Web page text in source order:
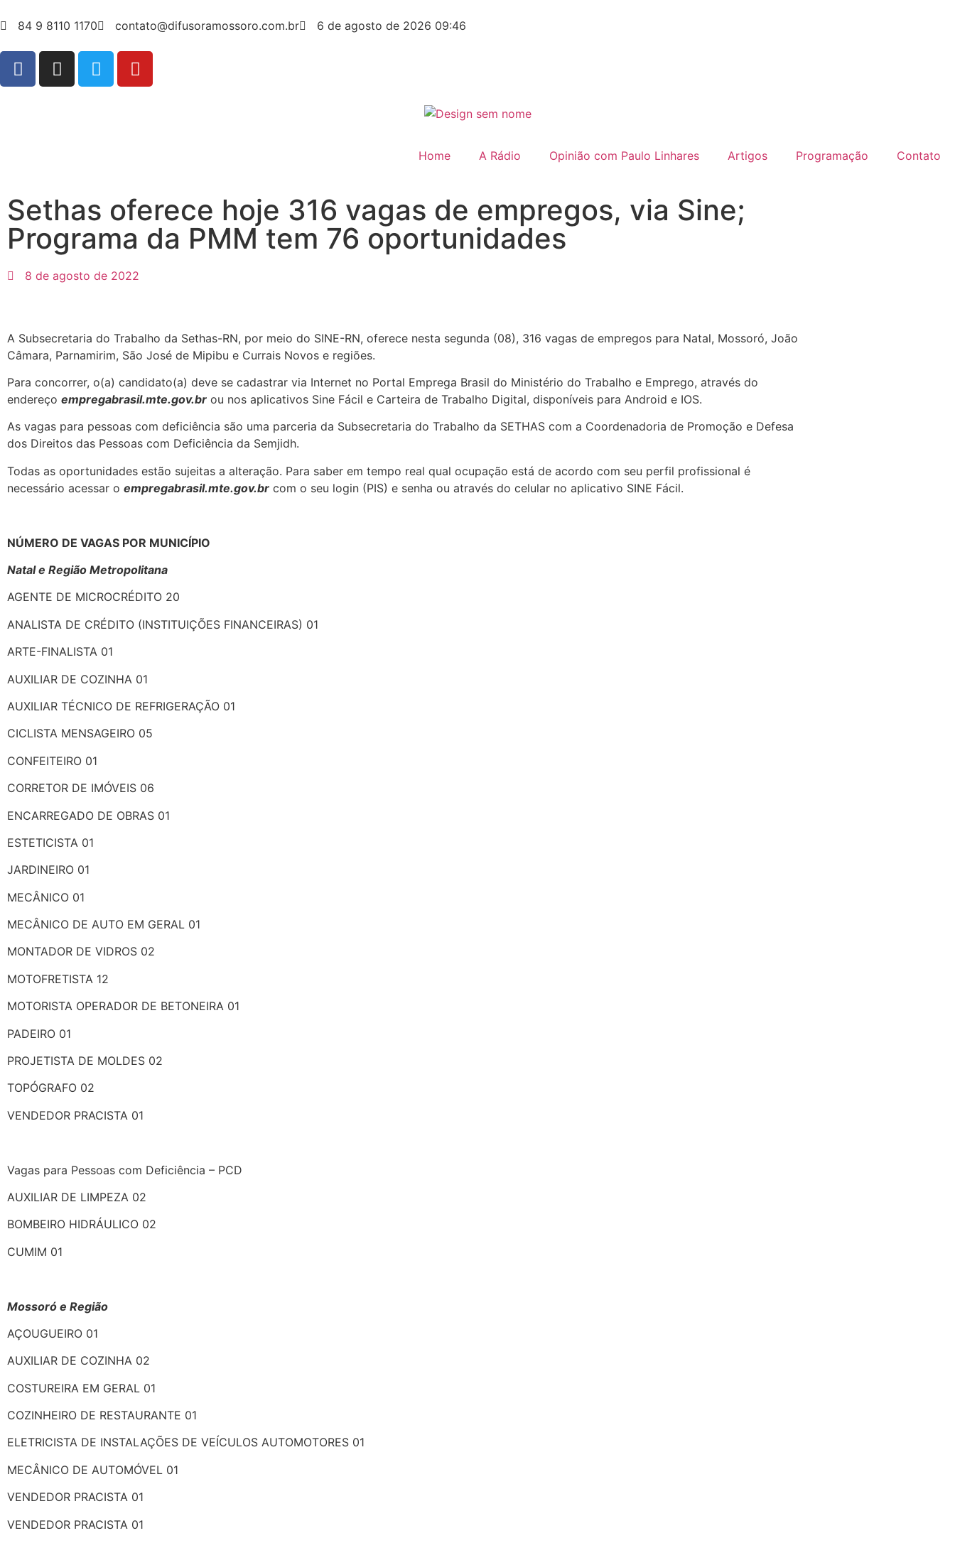
84 9 8110 1170 contato@difusoramossoro.com.br 6 de agosto de 2026 09:46
Home A Rádio Opinião com Paulo Linhares Artigos Programação Contato
Sethas oferece hoje 316 vagas de empregos, via Sine;
Programa da PMM tem 76 oportunidades
8 de agosto de 2022
A Subsecretaria do Trabalho da Sethas-RN, por meio do SINE-RN, oferece nesta segunda (08), 316 vagas de empregos para Natal, Mossoró, João
Câmara, Parnamirim, São José de Mipibu e Currais Novos e regiões.
Para concorrer, o(a) candidato(a) deve se cadastrar via Internet no Portal Emprega Brasil do Ministério do Trabalho e Emprego, através do
endereço empregabrasil.mte.gov.br ou nos aplicativos Sine Fácil e Carteira de Trabalho Digital, disponíveis para Android e IOS.
As vagas para pessoas com deficiência são uma parceria da Subsecretaria do Trabalho da SETHAS com a Coordenadoria de Promoção e Defesa
dos Direitos das Pessoas com Deficiência da Semjidh.
Todas as oportunidades estão sujeitas a alteração. Para saber em tempo real qual ocupação está de acordo com seu perfil profissional é
necessário acessar o empregabrasil.mte.gov.br com o seu login (PIS) e senha ou através do celular no aplicativo SINE Fácil.
NÚMERO DE VAGAS POR MUNICÍPIO
Natal e Região Metropolitana
AGENTE DE MICROCRÉDITO 20
ANALISTA DE CRÉDITO (INSTITUIÇÕES FINANCEIRAS) 01
ARTE-FINALISTA 01
AUXILIAR DE COZINHA 01
AUXILIAR TÉCNICO DE REFRIGERAÇÃO 01
CICLISTA MENSAGEIRO 05
CONFEITEIRO 01
CORRETOR DE IMÓVEIS 06
ENCARREGADO DE OBRAS 01
ESTETICISTA 01
JARDINEIRO 01
MECÂNICO 01
MECÂNICO DE AUTO EM GERAL 01
MONTADOR DE VIDROS 02
MOTOFRETISTA 12
MOTORISTA OPERADOR DE BETONEIRA 01
PADEIRO 01
PROJETISTA DE MOLDES 02
TOPÓGRAFO 02
VENDEDOR PRACISTA 01
Vagas para Pessoas com Deficiência – PCD
AUXILIAR DE LIMPEZA 02
BOMBEIRO HIDRÁULICO 02
CUMIM 01
Mossoró e Região
AÇOUGUEIRO 01
AUXILIAR DE COZINHA 02
COSTUREIRA EM GERAL 01
COZINHEIRO DE RESTAURANTE 01
ELETRICISTA DE INSTALAÇÕES DE VEÍCULOS AUTOMOTORES 01
MECÂNICO DE AUTOMÓVEL 01
VENDEDOR PRACISTA 01
VENDEDOR PRACISTA 01